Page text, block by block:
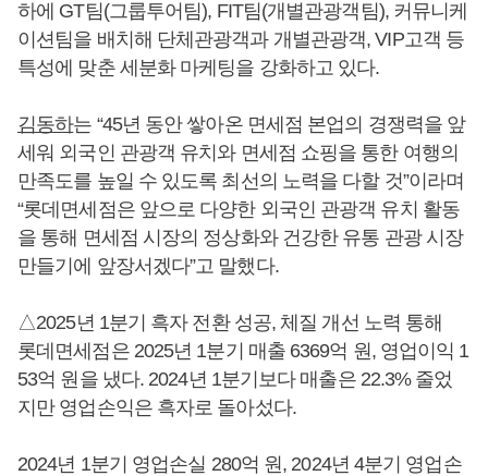
하에 GT팀(그룹투어팀), FIT팀(개별관광객팀), 커뮤니케
이션팀을 배치해 단체관광객과 개별관광객, VIP고객 등
특성에 맞춘 세분화 마케팅을 강화하고 있다.
김동하는 “45년 동안 쌓아온 면세점 본업의 경쟁력을 앞
세워 외국인 관광객 유치와 면세점 쇼핑을 통한 여행의
만족도를 높일 수 있도록 최선의 노력을 다할 것”이라며
“롯데면세점은 앞으로 다양한 외국인 관광객 유치 활동
을 통해 면세점 시장의 정상화와 건강한 유통 관광 시장
만들기에 앞장서겠다”고 말했다.
△2025년 1분기 흑자 전환 성공, 체질 개선 노력 통해
롯데면세점은 2025년 1분기 매출 6369억 원, 영업이익 1
53억 원을 냈다. 2024년 1분기보다 매출은 22.3% 줄었
지만 영업손익은 흑자로 돌아섰다.
2024년 1분기 영업손실 280억 원, 2024년 4분기 영업손